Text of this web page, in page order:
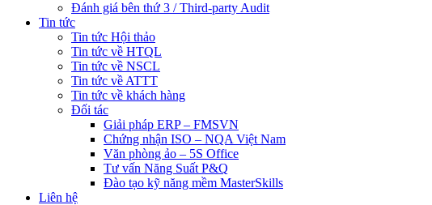
Đánh giá bên thứ 3 / Third-party Audit
Tin tức
Tin tức Hội thảo
Tin tức về HTQL
Tin tức về NSCL
Tin tức về ATTT
Tin tức về khách hàng
Đối tác
Giải pháp ERP – FMSVN
Chứng nhận ISO – NQA Việt Nam
Văn phòng ảo – 5S Office
Tư vấn Năng Suất P&Q
Đào tạo kỹ năng mềm MasterSkills
Liên hệ